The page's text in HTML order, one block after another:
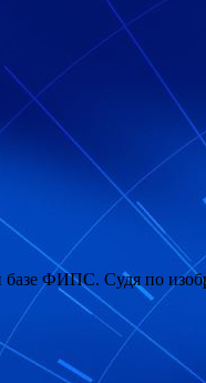
ФИПС. Судя по